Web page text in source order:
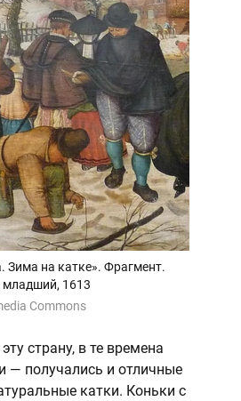
Зима на катке». Фрагмент.
младший, 1613
Commons
страну, в те времена
— получались и отличные
катки. Коньки с